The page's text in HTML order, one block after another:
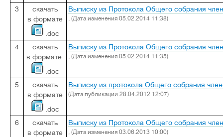
3
скачать
в формате
.doc
Выписку из Протокола Общего собрания
, (Дата изменения 05.02.2014 11:38)
4
скачать
в формате
.doc
Выписку из Протокола Общего собрания
, (Дата изменения 05.02.2014 11:35)
5
скачать
в формате
.doc
Выписку из протокола Общего собрания
(Дата публикации 28.04.2012 12:07)
6
скачать
в формате
Выписку из Протокола Общего собрания
, (Дата изменения 03.06.2013 10:00)